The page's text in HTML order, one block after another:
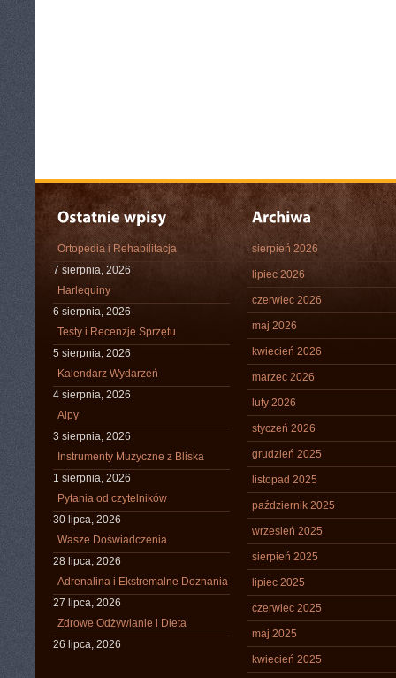
Ortopedia i Rehabilitacja
7 sierpnia, 2026
Harlequiny
6 sierpnia, 2026
Testy i Recenzje Sprzętu
5 sierpnia, 2026
Kalendarz Wydarzeń
4 sierpnia, 2026
Alpy
3 sierpnia, 2026
Instrumenty Muzyczne z Bliska
1 sierpnia, 2026
Pytania od czytelników
30 lipca, 2026
Wasze Doświadczenia
28 lipca, 2026
Adrenalina i Ekstremalne Doznania
27 lipca, 2026
Zdrowe Odżywianie i Dieta
26 lipca, 2026
sierpień 2026
lipiec 2026
czerwiec 2026
maj 2026
kwiecień 2026
marzec 2026
luty 2026
styczeń 2026
grudzień 2025
listopad 2025
październik 2025
wrzesień 2025
sierpień 2025
lipiec 2025
czerwiec 2025
maj 2025
kwiecień 2025